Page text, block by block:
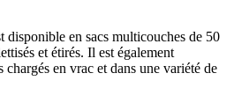
en sacs multicouches de 50
et étirés. Il est également
en vrac et dans une variété de